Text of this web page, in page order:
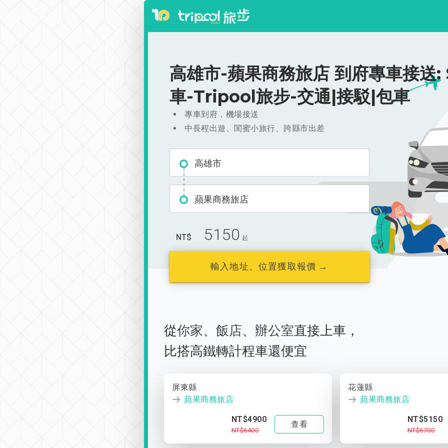
高雄市-蘋果商務旅店 到府專車接送
車-Tripool旅步-交通|接駁|包車
專車到府，機場接送
中長程出遊、閨蜜小旅行、跨縣市出差
高雄市
蘋果商務旅店
NT$ 5150 起
輸入地址、位置獲取報價 →
從你家、 飯店、 辦公室直接上車，
比搭高鐵轉計程車還便宜
屏東縣
蘋果商務旅店
NT$4900
NT$6400
查看
花蓮縣
蘋果商務旅店
NT$5150
NT$6700